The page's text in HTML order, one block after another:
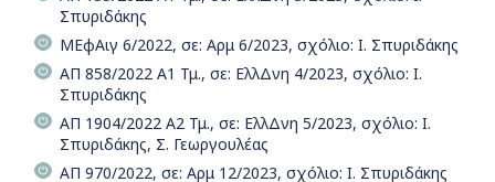
Σπυριδάκης
ΜΕφΑιγ 6/2022, σε: Αρμ 6/2023, σχόλιο: Ι. Σπυριδάκης
ΑΠ 858/2022 Α1 Τμ., σε: ΕλλΔνη 4/2023, σχόλιο: Ι.
Σπυριδάκης
ΑΠ 1904/2022 Α2 Τμ., σε: ΕλλΔνη 5/2023, σχόλιο: Ι.
Σπυριδάκης, Σ. Γεωργουλέας
ΑΠ 970/2022, σε: Αρμ 12/2023, σχόλιο: Ι. Σπυριδάκης